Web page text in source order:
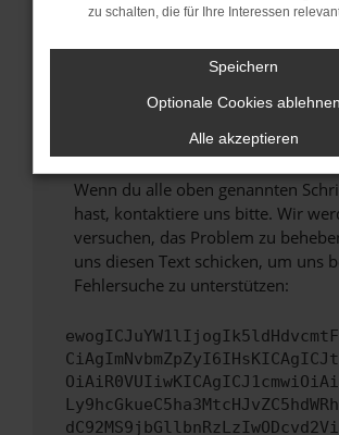
Betriebssystem auf dem
Veraltete Software birgt nicht nur ein
führen, dass bestimmte
unterstützt werden.
Wenn du alle oben genannten
hast, kontaktiere uns bitte. Wir
versuchen, das Problem zu
uns diesen Text schicken, um uns
Fehlersuche zu unterstützen:
zu schalten, die für Ihre Interessen
Speichern
Optionale Cookies ablehnen
Alle akzeptieren